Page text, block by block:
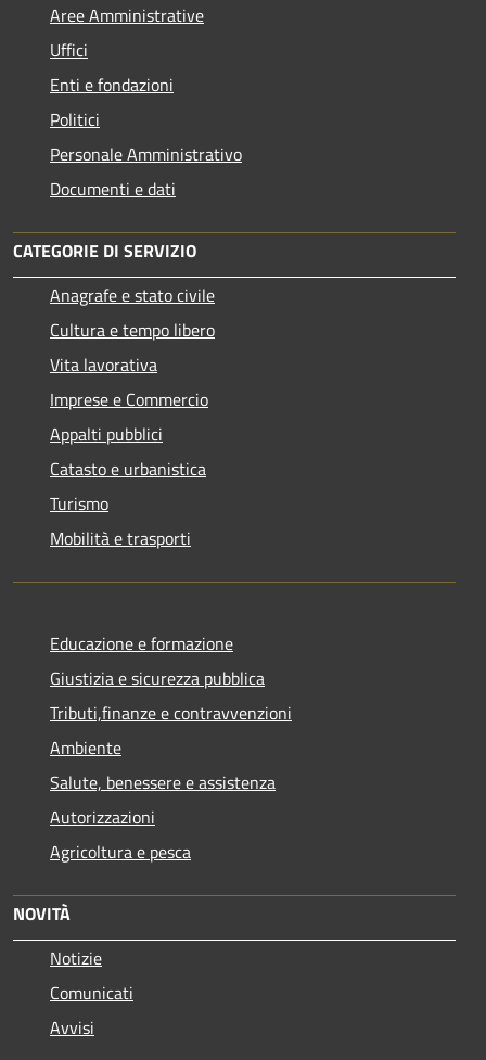
Aree Amministrative
Uffici
Enti e fondazioni
Politici
Personale Amministrativo
Documenti e dati
CATEGORIE DI SERVIZIO
Anagrafe e stato civile
Cultura e tempo libero
Vita lavorativa
Imprese e Commercio
Appalti pubblici
Catasto e urbanistica
Turismo
Mobilità e trasporti
Educazione e formazione
Giustizia e sicurezza pubblica
Tributi,finanze e contravvenzioni
Ambiente
Salute, benessere e assistenza
Autorizzazioni
Agricoltura e pesca
NOVITÀ
Notizie
Comunicati
Avvisi